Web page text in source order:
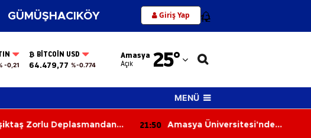
GÜMÜŞHACIKÖY Giriş Yap 12
-0,21
BITCOIN USD
64.479,77 %-0.774
Amasya
Açık 25°
Adana
Adıyaman
Ağrı
Amasya
MENÜ
Zorlu Deplasmandan
21:50
Amasya Üniversitesi'nde